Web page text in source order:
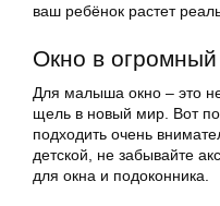
ваш ребёнок растет
Окно в
Для малыша окно – это
щель в новый мир. Вот
подходить очень
детской, не забывайте
для окна и подоконника.